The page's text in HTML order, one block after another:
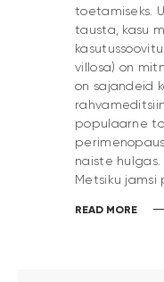
toetamiseks.
tausta, kasu
villosa) on
on sajandeid
populaarne
naiste hulgas.
Metsiku jamsi
READ MORE